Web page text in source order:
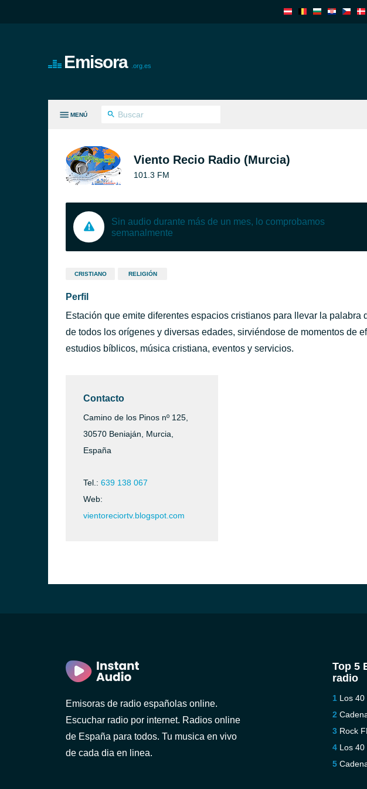
Emisora .org.es
MENÚ
Viento Recio Radio (Murcia)
101.3 FM
Sin audio durante más de un mes, lo comprobamos
semanalmente
CRISTIANO RELIGIÓN
Perfil
Estación que emite diferentes espacios cristianos para llevar la palabra
de todos los orígenes y diversas edades, sirviéndose de momentos de
estudios bíblicos, música cristiana, eventos y servicios.
Contacto
Camino de los Pinos nº 125,
30570 Beniaján, Murcia,
España
Tel.: 639 138 067
Web:
vientoreciortv.blogspot.com
Emisoras de radio españolas online.
Escuchar radio por internet. Radios online
de España para todos. Tu musica en vivo
de cada dia en linea.
Top 5
radio
Los 40
Rock
Los 40